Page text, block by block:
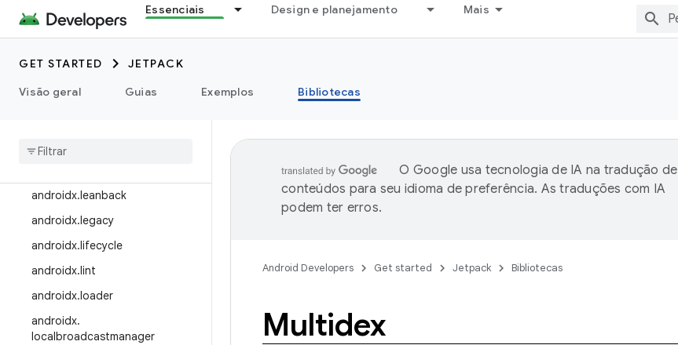
Essenciais Design e planejamento Mais
GET STARTED
JETPACK
Visão geral
Guias Exemplos Bibliotecas
androidx.health.connect
androidx.hilt
androidx.ink
androidx
androidx.leanback
androidx.legacy
androidx.lifecycle
androidx.lint
androidx.loader
androidx.
localbroadcastmanager
O Google usa tecnologia de IA na tradução de
conteúdos para seu idioma de preferência. As traduções com IA
podem ter erros.
Android Developers Get started Jetpack Bibliotecas
Multidex